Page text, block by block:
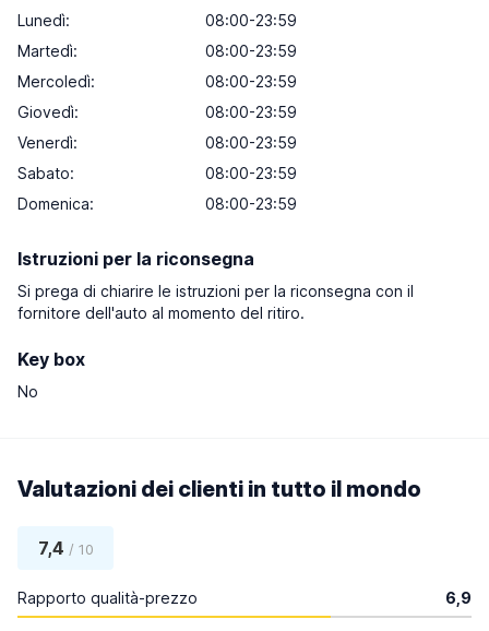
Lunedì:
08:00-23:59
Martedì:
08:00-23:59
Mercoledì:
08:00-23:59
Giovedì:
08:00-23:59
Venerdì:
08:00-23:59
Sabato:
08:00-23:59
Domenica: 08:00-23:59
Istruzioni per la riconsegna
Si prega di chiarire le istruzioni per la riconsegna con il
fornitore dell'auto al momento del ritiro.
Key box
No
Valutazioni dei clienti in tutto il mondo
7,4 / 10
Rapporto qualità-prezzo 6,9